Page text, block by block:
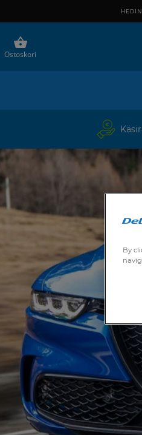
Ostoskori
By